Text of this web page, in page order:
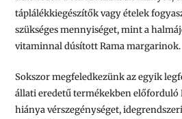
táplálékkiegészítők vagy ételek
szükséges mennyiséget, mint a
vitaminnal dúsított Rama margarinok.
Sokszor megfeledkezünk az egyik
állati eredetű termékekben előforduló
hiánya vérszegénységet,